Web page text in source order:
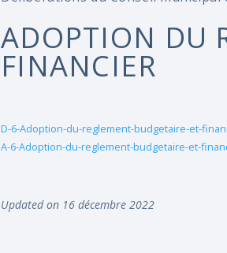
ADOPTION DU
FINANCIER
D-6-Adoption-du-reglement-budgetaire-et-
A-6-Adoption-du-reglement-budgetaire-et-
Updated on 16 décembre 2022